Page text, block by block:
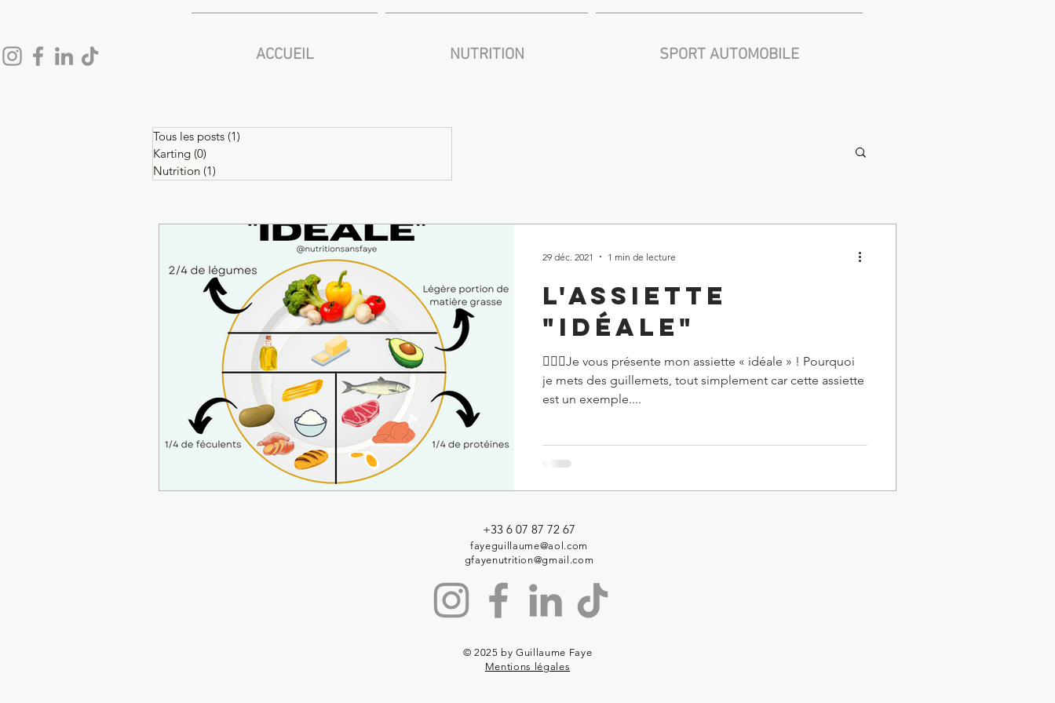
ACCUEIL NUTRITION SPORT AUTOMOBILE
L'assiette
"idÉale"
🙋🏽‍♂️Je vous présente mon assiette « idéale » ! Pourquoi
je mets des guillemets, tout simplement car cette assiette
est un exemple....
29 déc. 2021 1 min de lecture
Tous les posts (1)
Karting (0)
Nutrition (1)
+33 6 07 87 72 67
fayeguillaume@aol.com
gfayenutrition@gmail.com
© 2025 by Guillaume Faye
Mentions légales